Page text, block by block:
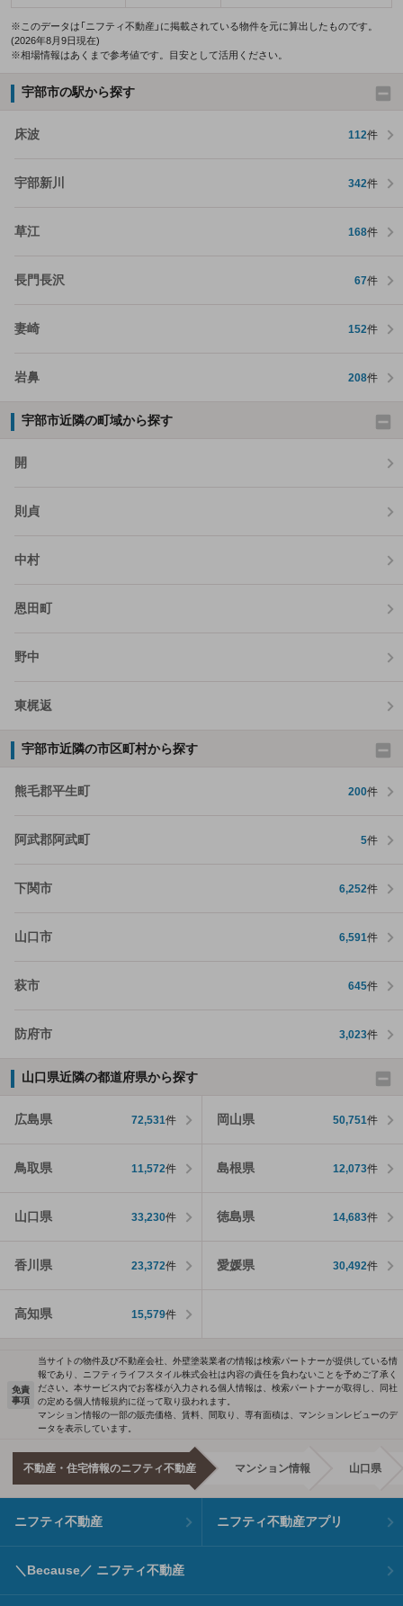
※このデータは「ニフティ不動産」に掲載されている物件を元に算出したものです。
(2026年8月9日現在)
※相場情報はあくまで参考値です。目安として活用ください。
宇部市の駅から探す
床波 112件
宇部新川 342件
草江 168件
長門長沢 67件
妻崎 152件
岩鼻 208件
宇部市近隣の町域から探す
開
則貞
中村
恩田町
野中
東梶返
宇部市近隣の市区町村から探す
熊毛郡平生町 200件
阿武郡阿武町 5件
下関市 6,252件
山口市 6,591件
萩市 645件
防府市 3,023件
山口県近隣の都道府県から探す
広島県 72,531件 岡山県 50,751件
鳥取県 11,572件 島根県 12,073件
山口県 33,230件 徳島県 14,683件
香川県 23,372件 愛媛県 30,492件
高知県 15,579件
免責
事項
当サイトの物件及び不動産会社、外壁塗装業者の情報は検索パートナーが提供している情
報であり、ニフティライフスタイル株式会社は内容の責任を負わないことを予めご了承く
ださい。本サービス内でお客様が入力される個人情報は、検索パートナーが取得し、同社
の定める個人情報規約に従って取り扱われます。
マンション情報の一部の販売価格、賃料、間取り、専有面積は、マンションレビューのデ
ータを表示しています。
不動産・住宅情報のニフティ不動産 マンション情報 山口県
ニフティ不動産 ニフティ不動産アプリ
＼Because／ ニフティ不動産